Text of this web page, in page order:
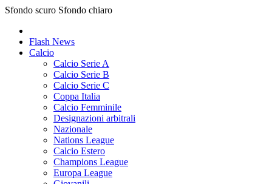
Sfondo scuro Sfondo chiaro
Flash News
Calcio
Calcio Serie A
Calcio Serie B
Calcio Serie C
Coppa Italia
Calcio Femminile
Designazioni arbitrali
Nazionale
Nations League
Calcio Estero
Champions League
Europa League